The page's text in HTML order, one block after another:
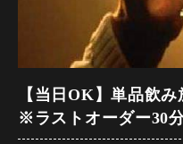
※他割引優待、施設利用券
お客様・コース金額6,500円
※予約のキャンセルは必ず
ます。
【当日OK】単品飲
※ラストオーダー30